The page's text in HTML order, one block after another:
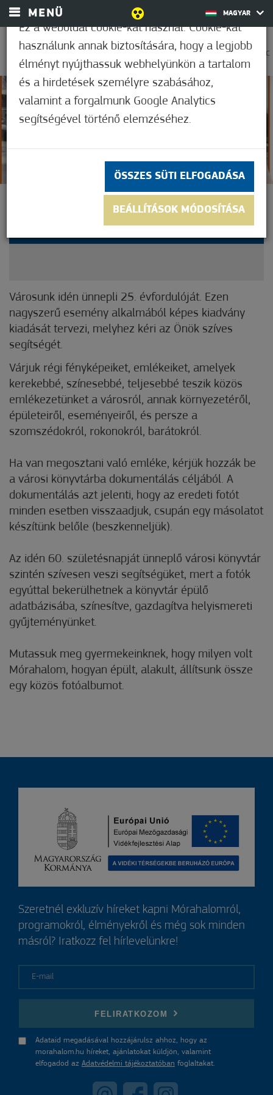
MENÜ MAGYAR
0
25,6°C
Nem értékelt
KÖZÖS FOTÓALBUM
MÓRAHALOMRÓL
Városunk idén ünnepli 25. évfordulóját. Ezen
nagyszerű esemény alkalmából képes kiadvány
kiadását tervezi, melyhez kéri az Önök szíves
segítségét.
Várjuk régi fényképeiket, emlékeiket, amelyek
kerekebbé, színesebbé, teljesebbé teszik közös
emlékezetünket a városról, annak környezetéről,
épületeiről, eseményeiről, és persze a
szomszédokról, rokonokról, barátokról.
Ha van megosztani való emléke, kérjük hozzák be
a városi könyvtárba dokumentálás céljából. A
dokumentálás azt jelenti, hogy az eredeti fotót
minden esetben visszaadjuk, csupán egy másolatot
készítünk belőle (beszkenneljük).
Az idén 60. születésnapját ünneplő városi könyvtár
szintén szívesen veszi segítségüket, mert a fotók
egyúttal bekerülhetnek a könyvtár épülő
adatbázisába, színesítve, gazdagítva helyismereti
gyűjteményünket.
Mutassuk meg gyermekeinknek, hogy milyen volt
Mórahalom, hogyan épült, alakult, állítsunk össze
egy közös fotóalbumot.
Ez a weboldal cookie-kat használ. Cookie-kat
használunk annak biztosítására, hogy a legjobb
élményt nyújthassuk webhelyünkön a tartalom
és a hirdetések személyre szabásához,
valamint a forgalmunk Google Analytics
segítségével történő elemzéséhez.
ÖSSZES SÜTI ELFOGADÁSA
BEÁLLÍTÁSOK MÓDOSÍTÁSA
Szeretnél exkluzív híreket kapni Mórahalomról,
programokról, élményekről és még sok minden
másról? Iratkozz fel hírlevelünkre!
FELIRATKOZOM
Adataid megadásával hozzájárulsz ahhoz, hogy az
morahalom.hu híreket, ajánlatokat küldjön, valamint
elfogadod az Adatvédelmi tájékoztatóban foglaltakat.